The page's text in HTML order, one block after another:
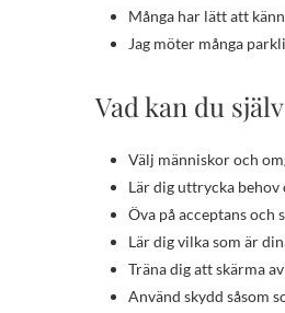
Många har lätt att
Jag möter många
Vad kan du
Välj människor och
Lär dig uttrycka behov
Öva på acceptans och
Lär dig vilka som är
Träna dig att skärma av
Använd skydd såsom